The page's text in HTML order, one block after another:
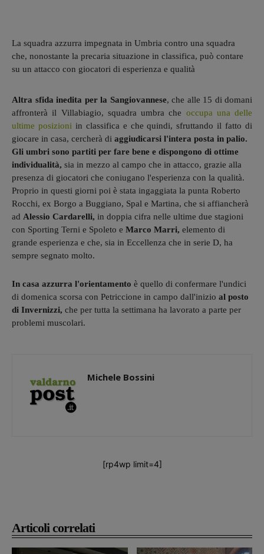
Articoli correlati
La squadra azzurra impegnata in Umbria contro una squadra
che, nonostante la precaria situazione in classifica, può contare
su un attacco con giocatori di esperienza e qualità
Altra sfida inedita per la Sangiovannese, che alle 15 di domani
affronterà il Villabiagio, squadra umbra che occupa una delle
ultime posizioni in classifica e che quindi, sfruttando il fatto di
giocare in casa, cercherà di aggiudicarsi l'intera posta in palio.
Gli umbri sono partiti per fare bene e dispongono di ottime
individualità, sia in mezzo al campo che in attacco, grazie alla
presenza di giocatori che coniugano l'esperienza con la qualità.
Proprio in questi giorni poi è stata ingaggiata la punta Roberto
Rocchi, ex Borgo a Buggiano, Spal e Martina, che si affiancherà
ad Alessio Cardarelli, in doppia cifra nelle ultime due stagioni
con Sporting Terni e Spoleto e Marco Marri, elemento di
grande esperienza e che, sia in Eccellenza che in serie D, ha
sempre segnato molto.
In casa azzurra l'orientamento è quello di confermare l'undici
di domenica scorsa con Petriccione in campo dall'inizio al posto
di Invernizzi, che per tutta la settimana ha lavorato a parte per
problemi muscolari.
Michele Bossini
[rp4wp limit=4]